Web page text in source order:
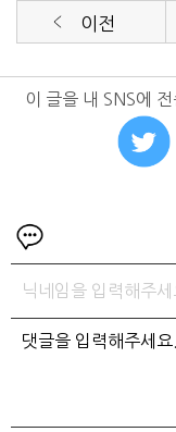
이전
이 글을 내 SNS에